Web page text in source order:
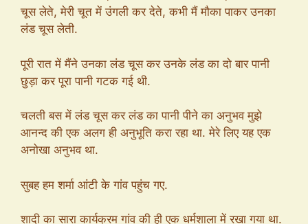
चूस लेते, मेरी चूत में उंगली कर देते, कभी मैं मौका पाकर उनका
लंड चूस लेती.
पूरी रात में मैंने उनका लंड चूस कर उनके लंड का दो बार पानी
छुड़ा कर पूरा पानी गटक गई थी.
चलती बस में लंड चूस कर लंड का पानी पीने का अनुभव मुझे
आनन्द की एक अलग ही अनुभूति करा रहा था. मेरे लिए यह एक
अनोखा अनुभव था.
सुबह हम शर्मा आंटी के गांव पहुंच गए.
शादी का सारा कार्यक्रम गांव की ही एक धर्मशाला में रखा गया था.